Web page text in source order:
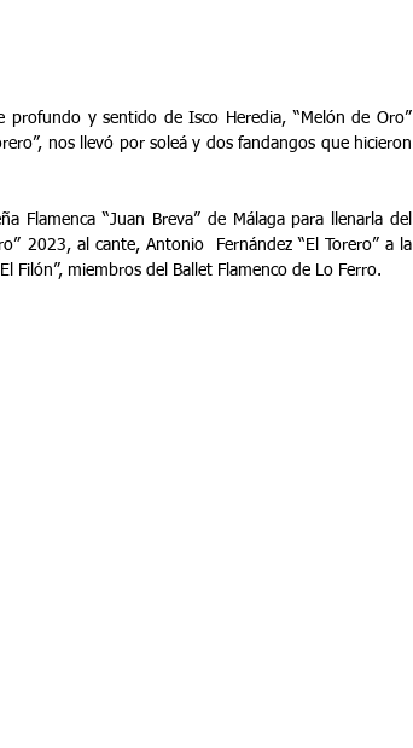
y sentido de Isco Heredia, “Melón de Oro”
nos llevó por soleá y dos fandangos que hicieron
Flamenca “Juan Breva” de Málaga para llenarla del
2023, al cante, Antonio  Fernández “El Torero” a la
Filón”, miembros del Ballet Flamenco de Lo Ferro.